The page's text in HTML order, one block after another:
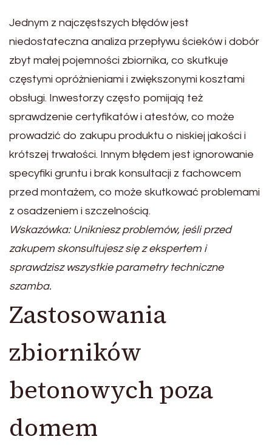
Jednym z najczęstszych błędów jest
niedostateczna analiza przepływu ścieków i dobór
zbyt małej pojemności zbiornika, co skutkuje
częstymi opróżnieniami i zwiększonymi kosztami
obsługi. Inwestorzy często pomijają też
sprawdzenie certyfikatów i atestów, co może
prowadzić do zakupu produktu o niskiej jakości i
krótszej trwałości. Innym błędem jest ignorowanie
specyfiki gruntu i brak konsultacji z fachowcem
przed montażem, co może skutkować problemami
z osadzeniem i szczelnością.
Wskazówka: Unikniesz problemów, jeśli przed
zakupem skonsultujesz się z ekspertem i
sprawdzisz wszystkie parametry techniczne
szamba.
Zastosowania
zbiorników
betonowych poza
domem